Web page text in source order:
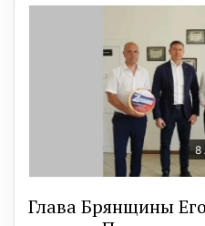
8
Глава Брянщины